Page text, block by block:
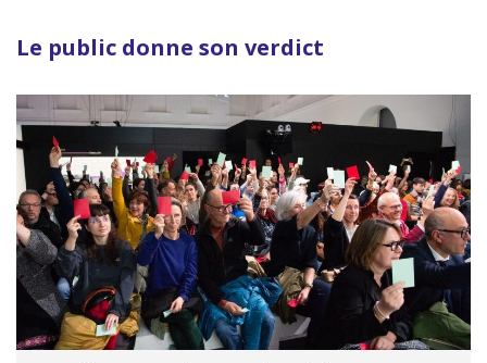
Le public donne son verdict